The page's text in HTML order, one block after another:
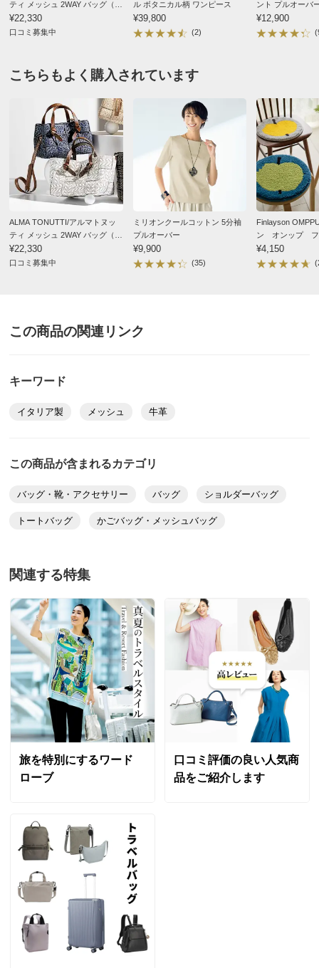
ティ メッシュ 2WAY バッグ（イ
タリア製）
¥22,330
口コミ募集中
ル ボタニカル柄 ワンピース
¥39,800
(2)
ント プルオーバ
¥12,900
こちらもよく購入されています
ALMA TONUTTI/アルマトヌッ
ティ メッシュ 2WAY バッグ（イ
タリア製）
¥22,330
口コミ募集中
ミリオンクールコットン 5分袖
プルオーバー
¥9,900
(35)
Finlayson
ン オンップ フ
ト チェアパッ
形
¥4,150
この商品の関連リンク
キーワード
イタリア製 メッシュ 牛革
この商品が含まれるカテゴリ
バッグ・靴・アクセサリー バッグ ショルダーバッグ
トートバッグ かごバッグ・メッシュバッグ
関連する特集
旅を特別にするワード
ローブ
口コミ評価の良い人気商
品をご紹介します